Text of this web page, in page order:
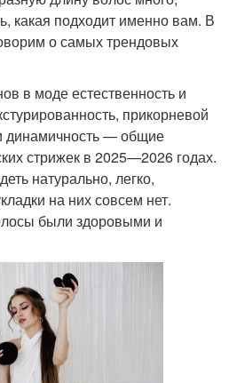
какая подходит именно вам. В
о самых трендовых
в моде естественность и
прикорневой
динамичность — общие
стрижек в 2025—2026 годах.
натурально, легко,
на них совсем нет.
были здоровыми и